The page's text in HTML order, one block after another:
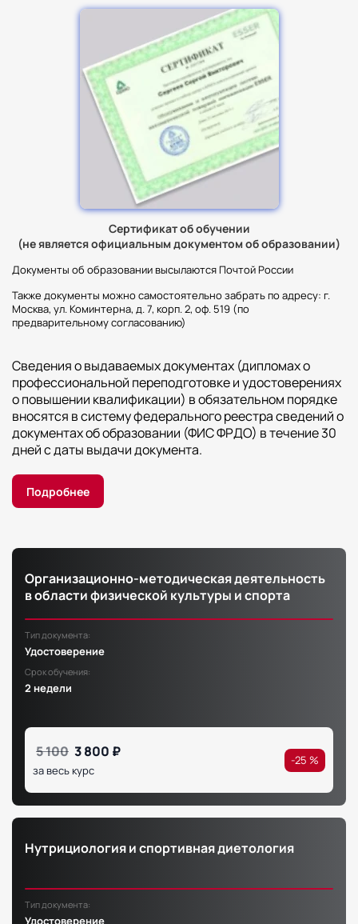
Сертификат об обучении
(не является официальным документом об образовании)
Документы об образовании высылаются Почтой России
Также документы можно самостоятельно забрать по адресу: г.
Москва, ул. Коминтерна, д. 7, корп. 2, оф. 519 (по
предварительному согласованию)
Сведения о выдаваемых документах (дипломах о
профессиональной переподготовке и удостоверениях
о повышении квалификации) в обязательном порядке
вносятся в систему федерального реестра сведений о
документах об образовании (ФИС ФРДО) в течение 30
дней с даты выдачи документа.
Подробнее
Организационно-методическая деятельность
в области физической культуры и спорта
Тип документа:
Удостоверение
Срок обучения:
2 недели
5 100 3 800 ₽
за весь курс
-25 %
Нутрициология и спортивная диетология
Тип документа: